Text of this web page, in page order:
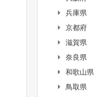
兵庫県
京都府
滋賀県
奈良県
和歌山県
鳥取県